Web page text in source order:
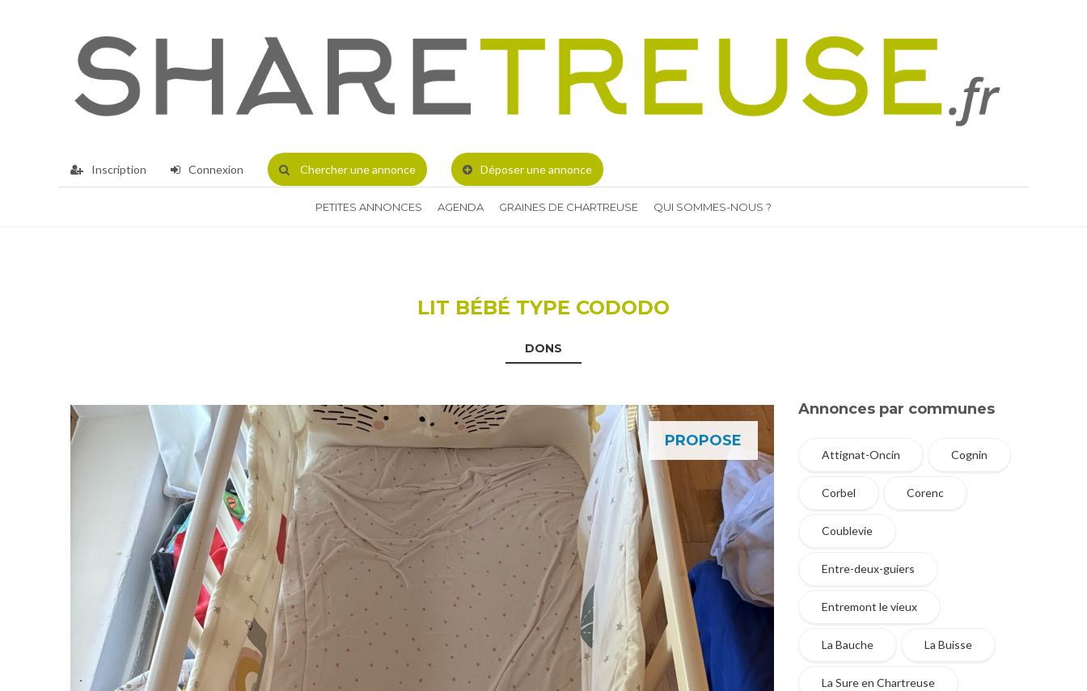
Inscription Connexion Chercherune annonce Déposer une annonce
PETITES ANNONCES AGENDA GRAINES DE CHARTREUSE QUI SOMMES-NOUS ?
LIT BÉBÉ TYPE CODODO
DONS
PROPOSE
Annonces par communes
Attignat-Oncin Cognin
Corbel Corenc
Coublevie
Entre-deux-guiers
Entremont le vieux
La Bauche La Buisse
La Sure en Chartreuse